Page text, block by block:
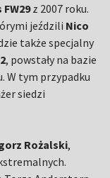
z 2007 roku.
jeździli Nico
także specjalny
, powstały na bazie
W tym przypadku
siedzi
Rożalski,